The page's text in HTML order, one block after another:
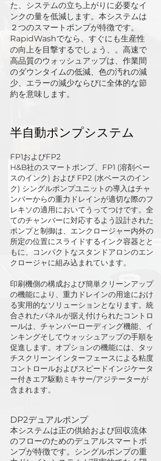
た、システムの立ち上がりに必要なイ
ンクの量を低減します。本システムは
２つのスマートポンプが特徴です。
RapidWashでなら、すぐにも生産性
の向上を目撃するでしょう、。高速で
高品質のウォッシュアップは、作業間
のダウンタイムの低減、色の汚れの減
少、エラーの減少ならびに全体的な節
約を意味します。
半自動ポンプシステム
FP1およびFP2
H&B社のスマートポンプ、FP1 (溶剤ベー
スのインク) および FP2 (水ベースのイン
ク) シングルポンプユニットの導入はチャ
ンバーからの重力ドレインが適切な際のフ
レキソの適用においてうってつけです。全
てのチャンバーに対応するよう設計された
ポンプと制御は、エンクロージャー内外の
所定の位置にスライドするインク容器とと
もに、コンパクトなスタンドアロンのエン
クロージャに組み込まれています。
印刷機側の構成および簡単クリーンアップ
の機能により、重力ドレインの用途におけ
る実用的なソリューションとなります。統
合されたパネルが据え付けられたコントロ
ールは、チャンバーローディング機能、イ
ンキングそしてウォッシュアップの手順を
促進します。オプションの機能には、タッ
チスクリーンインターフェースによる粘度
コントロールおよびスピードインジケータ
ー付きエア駆動ミキサー/アジテーターが
含まれます。
DP2デュアルポンプ
本システムは正の供給および回収流体
のフローのためのデュアルスマートポ
ンプが特徴です。シングルポンプの重